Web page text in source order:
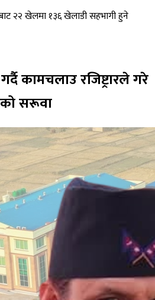
कामचलाउ रजिष्ट्रारले गरे
सरूवा